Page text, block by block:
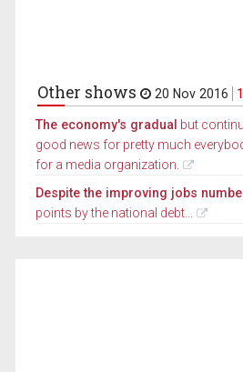
Other shows 20 Nov 2016
The economy's gradual but
good news for pretty much
for a media organization.
Despite the improving jobs
points by the national debt...